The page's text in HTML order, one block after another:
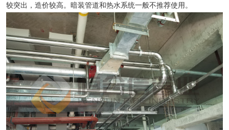
较突出，造价较高。暗装管道和热水系统一般不推荐使用。